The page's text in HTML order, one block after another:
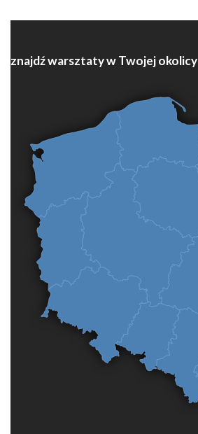
znajdź warsztaty w Twojej okolicy